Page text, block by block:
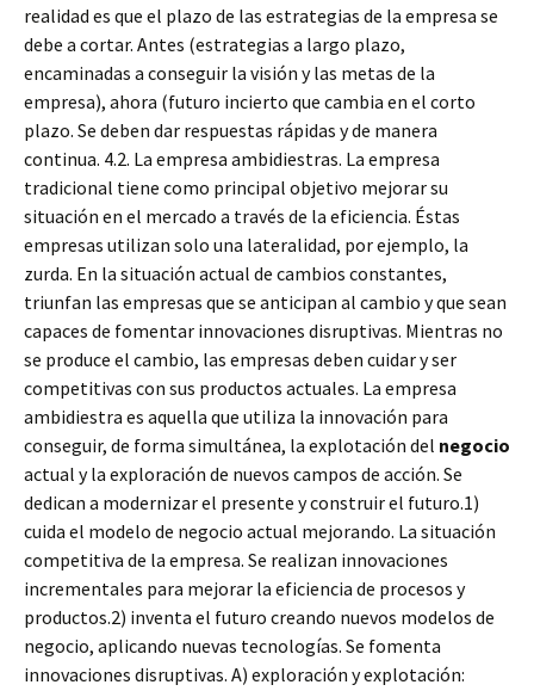
realidad es que el plazo de las estrategias de la empresa se
debe a cortar. Antes (estrategias a largo plazo,
encaminadas a conseguir la visión y las metas de la
empresa), ahora (futuro incierto que cambia en el corto
plazo. Se deben dar respuestas rápidas y de manera
continua. 4.2. La empresa ambidiestras. La empresa
tradicional tiene como principal objetivo mejorar su
situación en el mercado a través de la eficiencia. Éstas
empresas utilizan solo una lateralidad, por ejemplo, la
zurda. En la situación actual de cambios constantes,
triunfan las empresas que se anticipan al cambio y que sean
capaces de fomentar innovaciones disruptivas. Mientras no
se produce el cambio, las empresas deben cuidar y ser
competitivas con sus productos actuales. La empresa
ambidiestra es aquella que utiliza la innovación para
conseguir, de forma simultánea, la explotación del negocio
actual y la exploración de nuevos campos de acción. Se
dedican a modernizar el presente y construir el futuro.1)
cuida el modelo de negocio actual mejorando. La situación
competitiva de la empresa. Se realizan innovaciones
incrementales para mejorar la eficiencia de procesos y
productos.2) inventa el futuro creando nuevos modelos de
negocio, aplicando nuevas tecnologías. Se fomenta
innovaciones disruptivas. A) exploración y explotación: